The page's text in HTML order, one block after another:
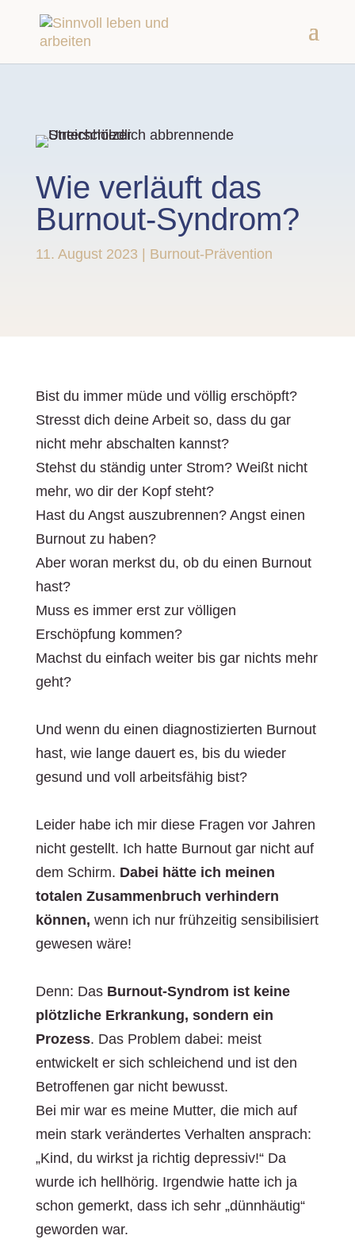
Wie verläuft das
Burnout-Syndrom?
11. August 2023 Burnout-Prävention
Bist du immer müde und völlig erschöpft?
Stresst dich deine Arbeit so, dass du gar
nicht mehr abschalten kannst?
Stehst du ständig unter Strom? Weißt nicht
mehr, wo dir der Kopf steht?
Hast du Angst auszubrennen? Angst einen
Burnout zu haben?
Aber woran merkst du, ob du einen Burnout
hast?
Muss es immer erst zur völligen
Erschöpfung kommen?
Machst du einfach weiter bis gar nichts mehr
geht?
Und wenn du einen diagnostizierten Burnout
hast, wie lange dauert es, bis du wieder
gesund und voll arbeitsfähig bist?
Leider habe ich mir diese Fragen vor Jahren
nicht gestellt. Ich hatte Burnout gar nicht auf
dem Schirm. Dabei hätte ich meinen
totalen Zusammenbruch verhindern
können, wenn ich nur frühzeitig sensibilisiert
gewesen wäre!
Denn: Das Burnout-Syndrom ist keine
plötzliche Erkrankung, sondern ein
Prozess. Das Problem dabei: meist
entwickelt er sich schleichend und ist den
Betroffenen gar nicht bewusst.
Bei mir war es meine Mutter, die mich auf
mein stark verändertes Verhalten ansprach:
„Kind, du wirkst ja richtig depressiv!“ Da
wurde ich hellhörig. Irgendwie hatte ich ja
schon gemerkt, dass ich sehr „dünnhäutig“
geworden war.